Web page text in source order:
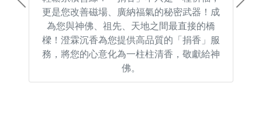
更是您改善磁場、廣納福氣的秘密武器！成
為您與神佛、祖先、天地之間最直接的橋
樑！澄霖沉香為您提供高品質的「捐香」服
務，將您的心意化為一柱柱清香，敬獻給神
佛。
Previous Next